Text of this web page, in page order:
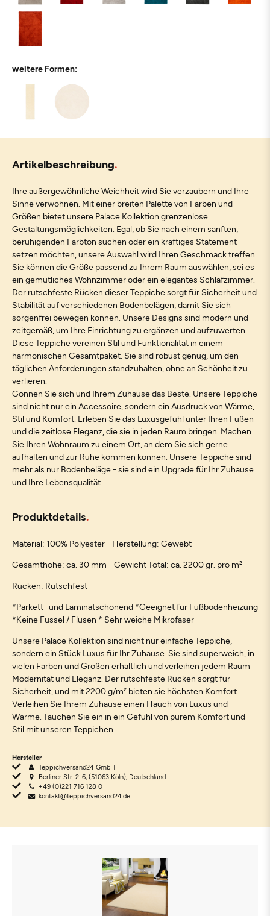
weitere Formen:
Artikelbeschreibung
Ihre außergewöhnliche Weichheit wird Sie verzaubern und Ihre
Sinne verwöhnen. Mit einer breiten Palette von Farben und
Größen bietet unsere Palace Kollektion grenzenlose
Gestaltungsmöglichkeiten. Egal, ob Sie nach einem sanften,
beruhigenden Farbton suchen oder ein kräftiges Statement
setzen möchten, unsere Auswahl wird Ihren Geschmack treffen.
Sie können die Größe passend zu Ihrem Raum auswählen, sei es
ein gemütliches Wohnzimmer oder ein elegantes Schlafzimmer.
Der rutschfeste Rücken dieser Teppiche sorgt für Sicherheit und
Stabilität auf verschiedenen Bodenbelägen, damit Sie sich
sorgenfrei bewegen können. Unsere Designs sind modern und
zeitgemäß, um Ihre Einrichtung zu ergänzen und aufzuwerten.
Diese Teppiche vereinen Stil und Funktionalität in einem
harmonischen Gesamtpaket. Sie sind robust genug, um den
täglichen Anforderungen standzuhalten, ohne an Schönheit zu
verlieren.
Gönnen Sie sich und Ihrem Zuhause das Beste. Unsere Teppiche
sind nicht nur ein Accessoire, sondern ein Ausdruck von Wärme,
Stil und Komfort. Erleben Sie das Luxusgefühl unter Ihren Füßen
und die zeitlose Eleganz, die sie in jeden Raum bringen. Machen
Sie Ihren Wohnraum zu einem Ort, an dem Sie sich gerne
aufhalten und zur Ruhe kommen können. Unsere Teppiche sind
mehr als nur Bodenbeläge - sie sind ein Upgrade für Ihr Zuhause
und Ihre Lebensqualität.
Produktdetails
Material: 100% Polyester - Herstellung: Gewebt
Gesamthöhe: ca. 30 mm - Gewicht Total: ca. 2200 gr. pro m²
Rücken: Rutschfest
*Parkett- und Laminatschonend *Geeignet für Fußbodenheizung
*Keine Fussel / Flusen * Sehr weiche Mikrofaser
Unsere Palace Kollektion sind nicht nur einfache Teppiche,
sondern ein Stück Luxus für Ihr Zuhause. Sie sind superweich, in
vielen Farben und Größen erhältlich und verleihen jedem Raum
Modernität und Eleganz. Der rutschfeste Rücken sorgt für
Sicherheit, und mit 2200 g/m² bieten sie höchsten Komfort.
Verleihen Sie Ihrem Zuhause einen Hauch von Luxus und
Wärme. Tauchen Sie ein in ein Gefühl von purem Komfort und
Stil mit unseren Teppichen.
Hersteller
Teppichversand24 GmbH
Berliner Str. 2-6, (51063 Köln), Deutschland
+49 (0)221 716 128 0
kontakt@teppichversand24.de